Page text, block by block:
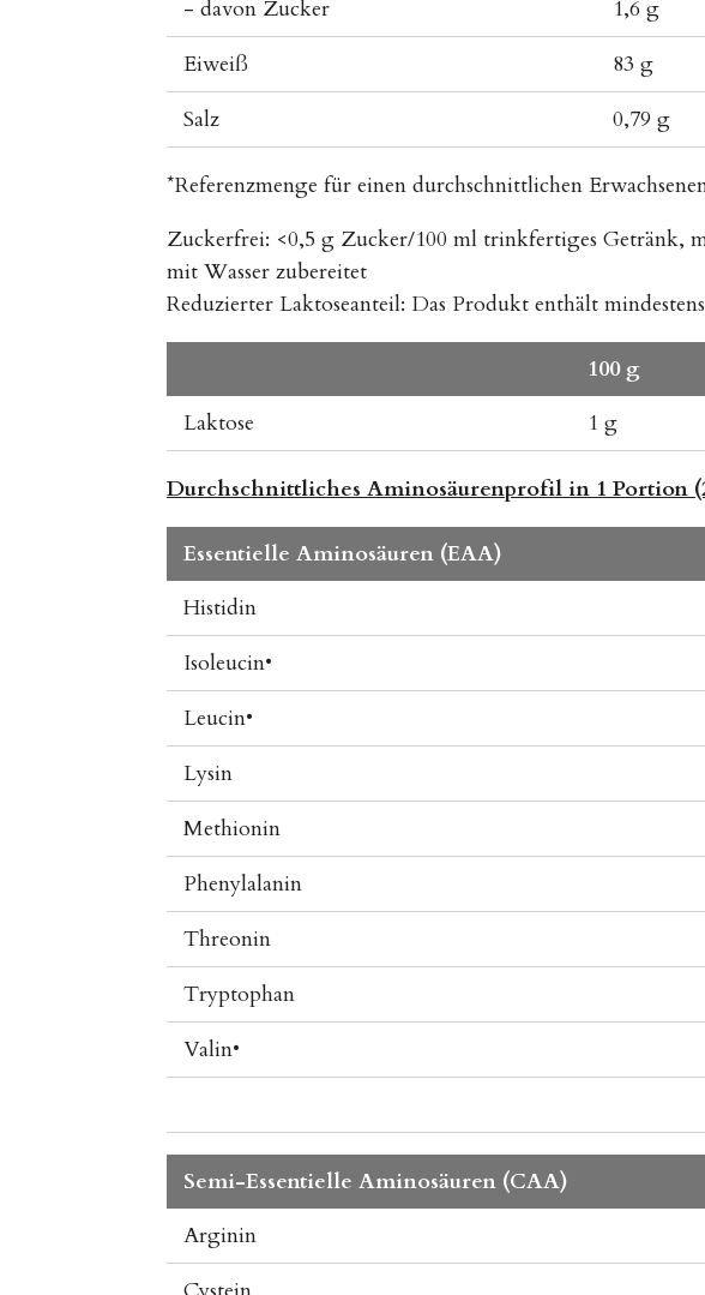
- davon Zucker
1,6 g
Eiweiß
83 g
Salz
0,79 g
*Referenzmenge für einen durchschnittlichen
Zuckerfrei: <0,5 g Zucker/100 ml trinkfertiges Getränk,
mit Wasser zubereitet
Reduzierter Laktoseanteil: Das Produkt enthält
100 g
Laktose
1 g
Durchschnittliches Aminosäurenprofil in 1 Portion
Essentielle Aminosäuren (EAA)
Histidin
Isoleucin•
Leucin•
Lysin
Methionin
Phenylalanin
Threonin
Tryptophan
Valin•
Semi-Essentielle Aminosäuren (CAA)
Arginin